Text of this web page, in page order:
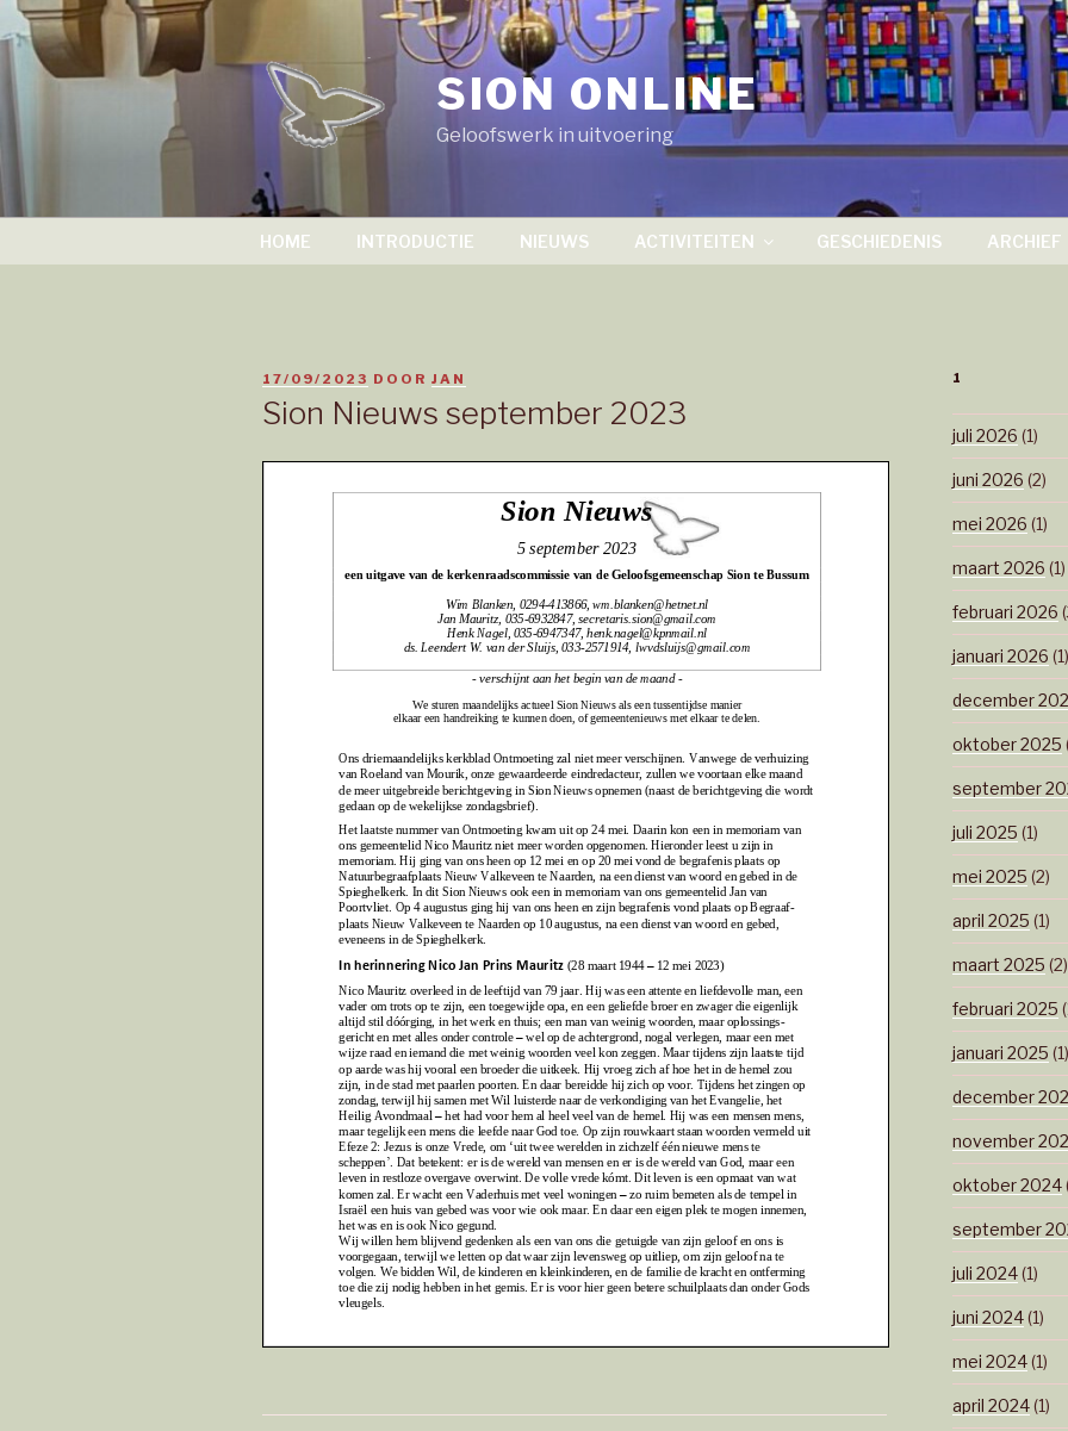
Naar
de
inhoud
springen
SION ONLINE
Geloofswerk in uitvoering
HOME INTRODUCTIE NIEUWS ACTIVITEITEN GESCHIEDENIS ARCHIEF
GEPLAATST
17/09/2023 DOOR JAN
Sion Nieuws september 2023
1
juli 2026 (1)
juni 2026 (2)
mei 2026 (1)
maart 2026 (1)
februari 2026
januari 2026 (1)
december
oktober 2025
september
juli 2025 (1)
mei 2025 (2)
april 2025 (1)
maart 2025 (2)
februari 2025
januari 2025 (1)
december
november
oktober 2024
september
juli 2024(1)
juni 2024(1)
mei 2024(1)
april 2024(1)